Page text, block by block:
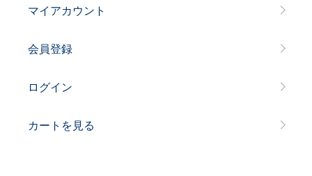
マイアカウント
会員登録
ログイン
カートを見る